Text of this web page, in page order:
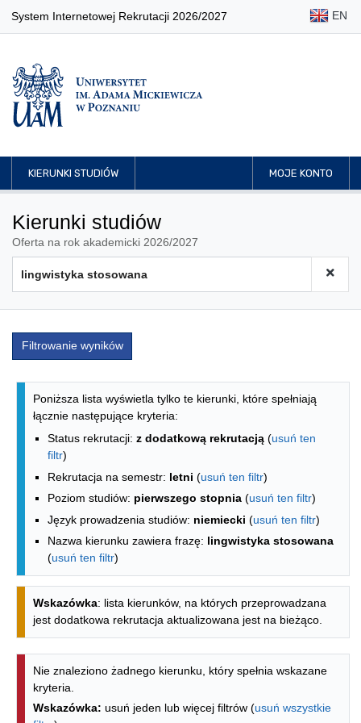
System Internetowej Rekrutacji 2026/2027 EN
KIERUNKI STUDIÓW MOJE KONTO
Kierunki studiów
Oferta na rok akademicki 2026/2027
Filtrowanie wyników
Lista kierunków - indeks alfabetyczny
Poniższa lista wyświetla tylko te kierunki, które spełniają
łącznie następujące kryteria:
Status rekrutacji: z dodatkową rekrutacją (usuń ten
filtr)
Rekrutacja na semestr: letni (usuń ten filtr)
Poziom studiów: pierwszego stopnia (usuń ten filtr)
Język prowadzenia studiów: niemiecki (usuń ten filtr)
Nazwa kierunku zawiera frazę: lingwistyka stosowana
(usuń ten filtr)
Wskazówka: lista kierunków, na których przeprowadzana
jest dodatkowa rekrutacja aktualizowana jest na bieżąco.
Nie znaleziono żadnego kierunku, który spełnia wskazane
kryteria.
Wskazówka: usuń jeden lub więcej filtrów (usuń wszystkie